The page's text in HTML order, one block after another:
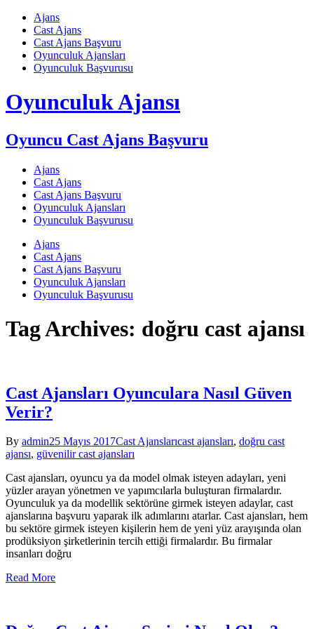
Skip
content
Ajans
Cast Ajans
Cast Ajans Başvuru
Oyunculuk Ajansları
Oyunculuk Başvurusu
Oyunculuk Ajansı
Oyuncu Cast Ajans Başvuru
Ajans
Cast Ajans
Cast Ajans Başvuru
Oyunculuk Ajansları
Oyunculuk Başvurusu
Ajans
Cast Ajans
Cast Ajans Başvuru
Oyunculuk Ajansları
Oyunculuk Başvurusu
Tag Archives: doğru cast ajansı
Cast Ajansları Oyunculara Nasıl Güven
Verir?
By admin25 Mayıs 2017Cast Ajanslarıcast ajansları, doğru cast
ajansı, güvenilir cast ajansları
Cast ajansları, oyuncu ya da model olmak isteyen adayları, yeni
yüzler arayan yönetmen ve yapımcılarla buluşturan firmalardır.
Oyunculuk ya da modellik sektörüne girmek isteyen adaylar, cast
ajanslarına başvuru yaparak ilk adımlarını atarlar. Cast ajansları, hem
bu sektöre girmek isteyen kişilerin hem de yeni yüz arayışında olan
prodüksiyon şirketlerinin tercih ettiği firmalardır. Bu firmalar
insanları doğru
Read More